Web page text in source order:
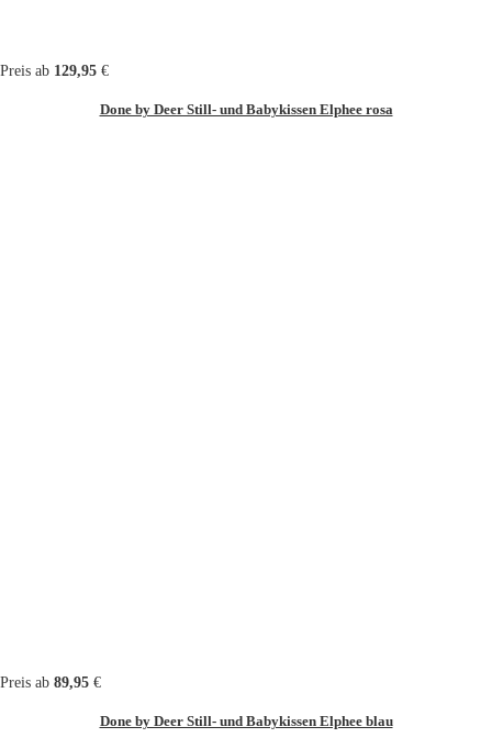
Preis ab 129,95 €
Done by Deer Still- und Babykissen Elphee rosa
Preis ab 89,95 €
Done by Deer Still- und Babykissen Elphee blau